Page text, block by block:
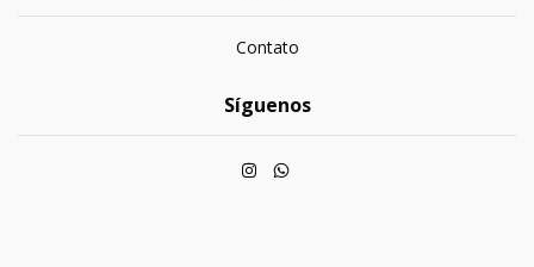
Contato
Síguenos